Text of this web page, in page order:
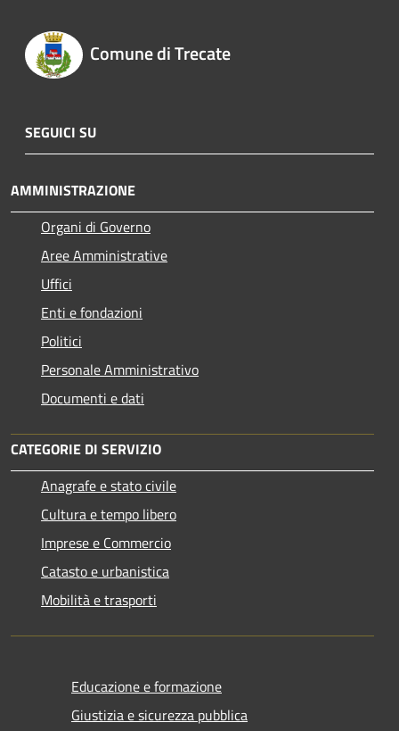
Comune di Trecate
SEGUICI SU
AMMINISTRAZIONE
Organi di Governo
Aree Amministrative
Uffici
Enti e fondazioni
Politici
Personale Amministrativo
Documenti e dati
CATEGORIE DI SERVIZIO
Anagrafe e stato civile
Cultura e tempo libero
Imprese e Commercio
Catasto e urbanistica
Mobilità e trasporti
Educazione e formazione
Giustizia e sicurezza pubblica